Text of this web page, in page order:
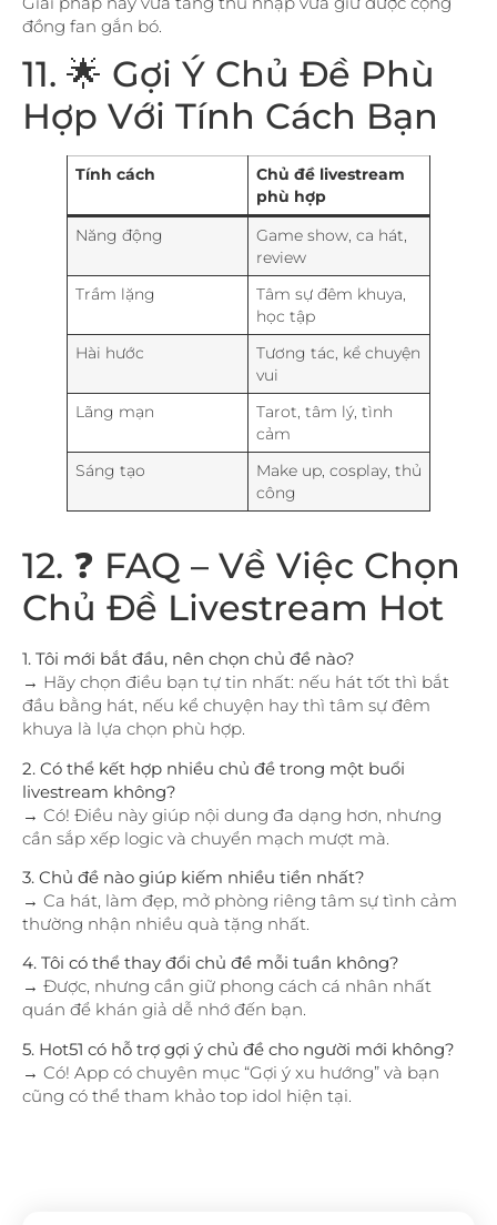
đồng fan gắn bó.
11. 🌟 Gợi Ý Chủ Đề Phù
Hợp Với Tính Cách Bạn
Tính cách
Chủ đề livestream
phù hợp
Năng động
Game show, ca hát,
review
Trầm lặng
Tâm sự đêm khuya,
học tập
Hài hước
Tương tác, kể chuyện
vui
Lãng mạn
Tarot, tâm lý, tình
cảm
Sáng tạo
Make up, cosplay, thủ
công
12. ❓ FAQ – Về Việc Chọn
Chủ Đề Livestream Hot
1. Tôi mới bắt đầu, nên chọn chủ đề nào?
→ Hãy chọn điều bạn tự tin nhất: nếu hát tốt thì bắt
đầu bằng hát, nếu kể chuyện hay thì tâm sự đêm
khuya là lựa chọn phù hợp.
2. Có thể kết hợp nhiều chủ đề trong một buổi
livestream không?
→ Có! Điều này giúp nội dung đa dạng hơn, nhưng
cần sắp xếp logic và chuyển mạch mượt mà.
3. Chủ đề nào giúp kiếm nhiều tiền nhất?
→ Ca hát, làm đẹp, mở phòng riêng tâm sự tình cảm
thường nhận nhiều quà tặng nhất.
4. Tôi có thể thay đổi chủ đề mỗi tuần không?
→ Được, nhưng cần giữ phong cách cá nhân nhất
quán để khán giả dễ nhớ đến bạn.
5. Hot51 có hỗ trợ gợi ý chủ đề cho người mới không?
→ Có! App có chuyên mục “Gợi ý xu hướng” và bạn
cũng có thể tham khảo top idol hiện tại.